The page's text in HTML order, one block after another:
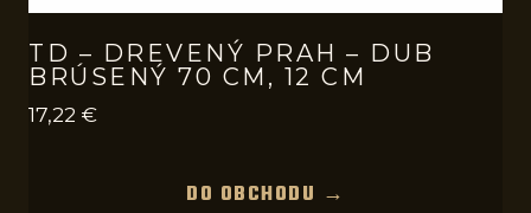
TD – DREVENÝ PRAH – DUB
BRÚSENÝ 70 CM, 12 CM
17,22 €
DO OBCHODU →